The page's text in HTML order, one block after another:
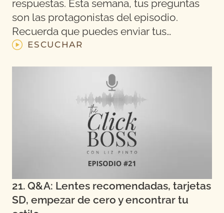
respuestas. Esta semana, tus preguntas
son las protagonistas del episodio.
Recuerda que puedes enviar tus…
ESCUCHAR
21. Q&A: Lentes recomendadas, tarjetas
SD, empezar de cero y encontrar tu